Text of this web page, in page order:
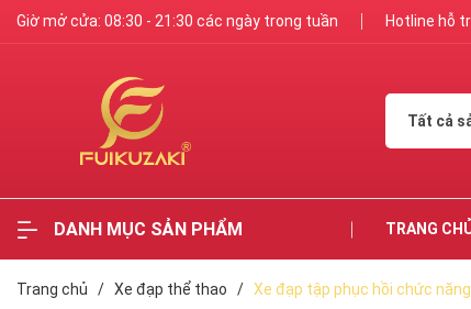
Giờ mở cửa: 08:30 - 21:30 các ngày trong tuần Hotline hỗ
Tất cả
DANH MỤC SẢN PHẨM TRANG
Trang chủ / Xe đạp thể thao / Xe đạp tập phục hồi chức